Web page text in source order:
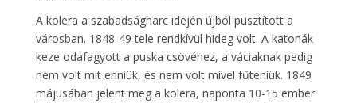
A kolera a szabadságharc idején újból pusztított a
városban. 1848-49 tele rendkívül hideg volt. A katonák
keze odafagyott a puska csövéhez, a váciaknak pedig
nem volt mit enniük, és nem volt mivel fűteniük. 1849
májusában jelent meg a kolera, naponta 10-15 ember